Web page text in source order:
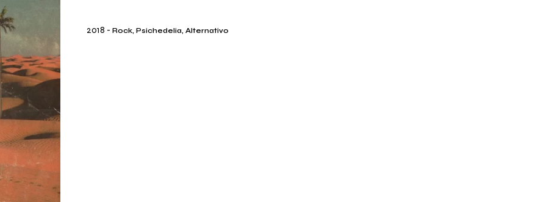
2018 -Rock, Psichedelia, Alternativo